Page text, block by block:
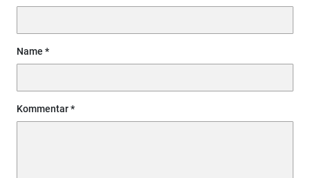
Name
Kommentar